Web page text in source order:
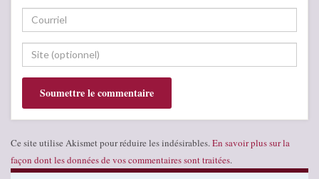
Ce site utilise Akismet pour réduire les indésirables. En savoir plus sur la
façon dont les données de vos commentaires sont traitées.